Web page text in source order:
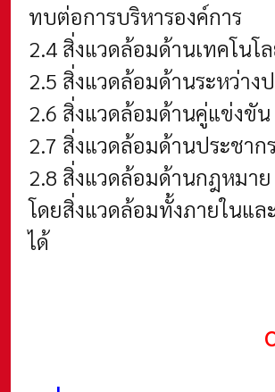
ทบต่อการบริหารองค์การ
2.4 สิ่งแวดล้อมด้านเทคโน
2.5 สิ่งแวดล้อมด้านระหว่าง
2.6 สิ่งแวดล้อมด้านคู่แข่งขั
2.7 สิ่งแวดล้อมด้านประชาก
2.8 สิ่งแวดล้อมด้านกฎหมา
โดยสิ่งแวดล้อมทั้งภายในแ
ได้